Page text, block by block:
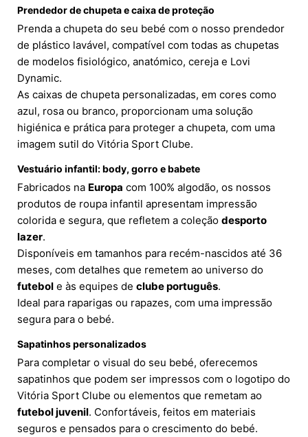
Prendedor de chupeta e caixa de proteção
Prenda a chupeta do seu bebé com o nosso prendedor
de plástico lavável, compatível com todas as chupetas
de modelos fisiológico, anatómico, cereja e Lovi
Dynamic.
As caixas de chupeta personalizadas, em cores como
azul, rosa ou branco, proporcionam uma solução
higiénica e prática para proteger a chupeta, com uma
imagem sutil do Vitória Sport Clube.
Vestuário infantil: body, gorro e babete
Fabricados na Europa com 100% algodão, os nossos
produtos de roupa infantil apresentam impressão
colorida e segura, que refletem a coleção desporto
lazer.
Disponíveis em tamanhos para recém-nascidos até 36
meses, com detalhes que remetem ao universo do
futebol e às equipes de clube português.
Ideal para raparigas ou rapazes, com uma impressão
segura para o bebé.
Sapatinhos personalizados
Para completar o visual do seu bebé, oferecemos
sapatinhos que podem ser impressos com o logotipo do
Vitória Sport Clube ou elementos que remetam ao
futebol juvenil. Confortáveis, feitos em materiais
seguros e pensados para o crescimento do bebé.